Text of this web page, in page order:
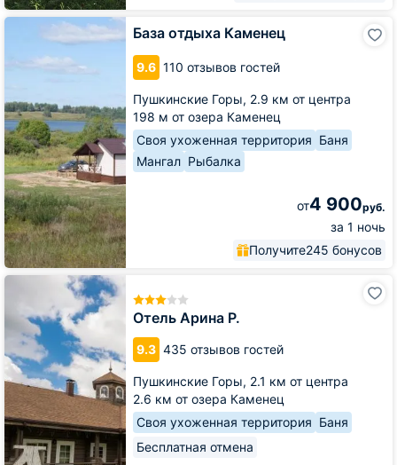
База отдыха Каменец
9.6 110 отзывов гостей
Пушкинские Горы, 2.9 км от центра
198 м от озера Каменец
Своя ухоженная территория Баня
Мангал Рыбалка
от4 900руб.
за 1 ночь
Получите245 бонусов
База
Каменец
Отель Арина Р.
9.3 435 отзывов гостей
Пушкинские Горы, 2.1 км от центра
2.6 км от озера Каменец
Своя ухоженная территория Баня
Бесплатная отмена
Отель